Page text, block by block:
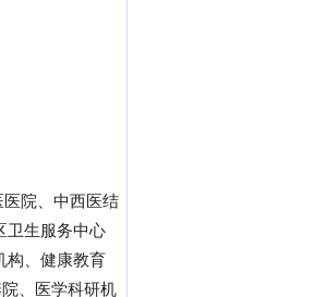
院、中西医结
卫生服务中心
构、健康教育
、医学科研机